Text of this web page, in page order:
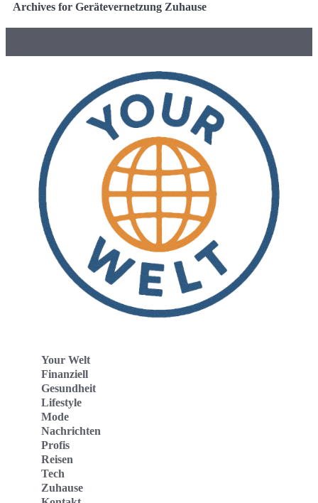
Archives for Gerätevernetzung Zuhause
Your Welt
Finanziell
Gesundheit
Lifestyle
Mode
Nachrichten
Profis
Reisen
Tech
Zuhause